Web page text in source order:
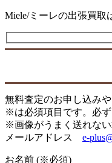
Miele/ミーレの出張買取
無料査定のお申し込み
※は必須項目です。必ず
※画像がうまく送れな
メールアドレス e-
お名前 (※必須)